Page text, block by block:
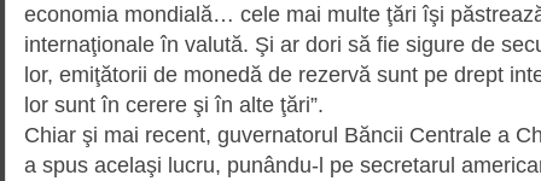
economia mon­dială… cele mai multe ţări îşi
internaţionale în valută. Şi ar dori să fie sigure de
lor, emiţătorii de monedă de rezervă sunt pe drept
lor sunt în cerere şi în alte ţări”.
Chiar şi mai recent, guvernatorul Băncii Centrale a
a spus acelaşi lucru, punându-l pe secretarul